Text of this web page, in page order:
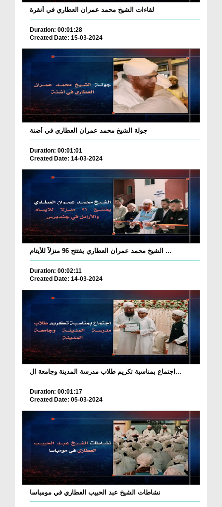
لقاءات الشيخ محمد عمران العطاري في أنقرة
Duration: 00:01:28
Created Date: 15-03-2024
جولة الشيخ محمد عمران العطاري في أضنة
Duration: 00:01:01
Created Date: 14-03-2024
الشيخ محمد عمران العطاري يفتتح 96 منزلاً للأيتام ...
Duration: 00:02:11
Created Date: 14-03-2024
اجتماع بمناسبة تكريم طلاب مدرسة المدينة وجامعة ال...
Duration: 00:01:17
Created Date: 05-03-2024
نشاطات الشيخ عبد الحبيب العطاري في مومباسا